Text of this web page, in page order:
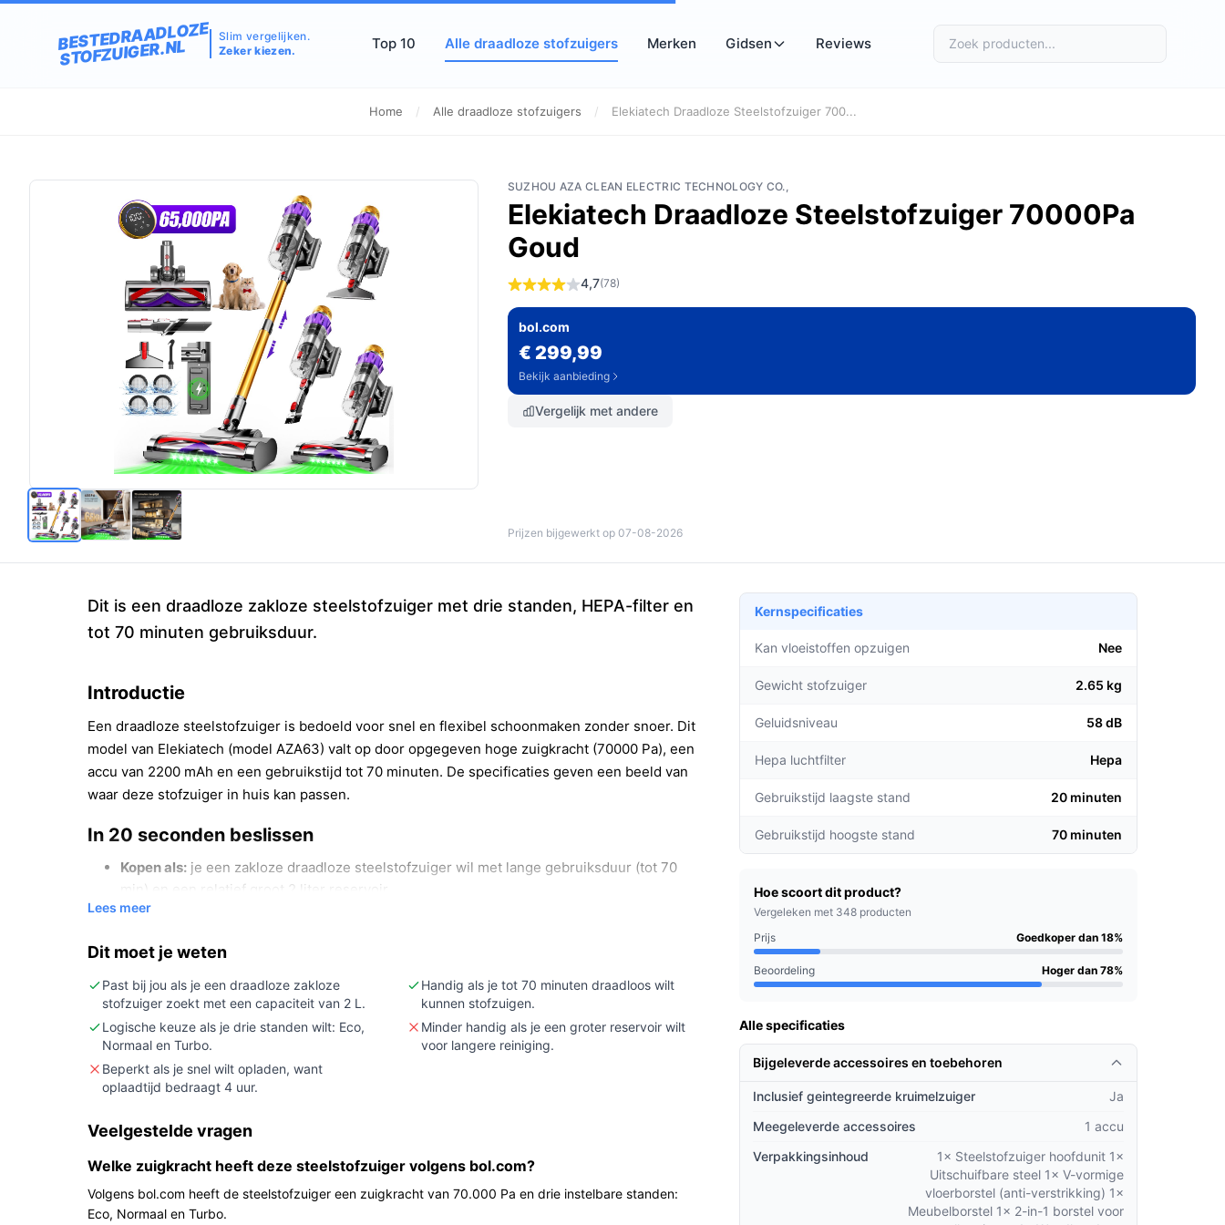
BESTEDRAADLOZE
STOFZUIGER.NL
Slim vergelijken.
Zeker kiezen.
Top 10 Alle draadloze stofzuigers Merken Gidsen Reviews
Home / Alle draadloze stofzuigers / Elekiatech Draadloze Steelstofzuiger 700...
SUZHOU AZA CLEAN ELECTRIC TECHNOLOGY CO.,
Elekiatech Draadloze Steelstofzuiger 70000Pa
Goud
4,7(78)
bol.com
€ 299,99
Bekijk aanbieding
Vergelijk met andere
Prijzen bijgewerkt op 07-08-2026
Dit is een draadloze zakloze steelstofzuiger met drie standen, HEPA-filter en
tot 70 minuten gebruiksduur.
Introductie
Een draadloze steelstofzuiger is bedoeld voor snel en flexibel schoonmaken zonder snoer. Dit
model van Elekiatech (model AZA63) valt op door opgegeven hoge zuigkracht (70000 Pa), een
accu van 2200 mAh en een gebruikstijd tot 70 minuten. De specificaties geven een beeld van
waar deze stofzuiger in huis kan passen.
In 20 seconden beslissen
Kopen als: je een zakloze draadloze steelstofzuiger wil met lange gebruiksduur (tot 70
min) en een relatief groot 2 liter reservoir.
Niet kopen als:
Belangrijkste check:
uur) passen bij hoe vaak en hoelang je achter elkaar wilt schoonmaken.
Wat je in de praktijk merkt
In huis betekent de combinatie van 70 minuten gebruikstijd en een 2200 mAh accu dat je
meerdere korte schoonmaakklussen of één langere sessie kunt doen zonder tussentijds
opvangbakken. Het opgegeven geluidsniveau van 58 dB duidt op een relatief stille werking
stofcontainer. Oplaadtijd van 4 uur is relevant als je vaak dezelfde dag meerdere keren wilt
schoonmaken.
Lees meer
Dit moet je weten
Past bij jou als je een draadloze zakloze
stofzuiger zoekt met een capaciteit van 2 L.
Handig als je tot 70 minuten draadloos wilt
kunnen stofzuigen.
Logische keuze als je drie standen wilt: Eco,
Normaal en Turbo.
Minder handig als je een groter reservoir wilt
voor langere reiniging.
Beperkt als je snel wilt opladen, want
oplaadtijd bedraagt 4 uur.
Veelgestelde vragen
Welke zuigkracht heeft deze steelstofzuiger volgens bol.com?
Volgens bol.com heeft de steelstofzuiger een zuigkracht van 70.000 Pa en drie instelbare standen:
Eco, Normaal en Turbo.
Kernspecificaties
Kan vloeistoffen opzuigen Nee
Gewicht stofzuiger 2.65 kg
Geluidsniveau 58 dB
Hepa luchtfilter Hepa
Gebruikstijd laagste stand 20 minuten
Gebruikstijd hoogste stand 70 minuten
Hoe scoort dit product?
Vergeleken met 348 producten
Prijs
Goedkoper dan 18%
Beoordeling Hoger dan 78%
Alle specificaties
Bijgeleverde accessoires en toebehoren
Inclusief geintegreerde kruimelzuiger
Ja
Meegeleverde accessoires
1 accu
Verpakkingsinhoud
1× Steelstofzuiger hoofdunit 1×
Uitschuifbare steel 1× V-vormige
vloerborstel (anti-verstrikking) 1×
Meubelborstel 1× 2-in-1 borstel voor